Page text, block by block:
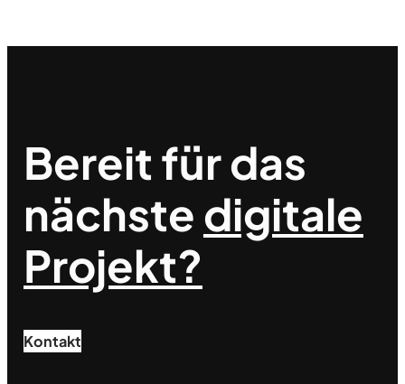
Bereit für das
nächstedigitale
Projekt?
Kontakt